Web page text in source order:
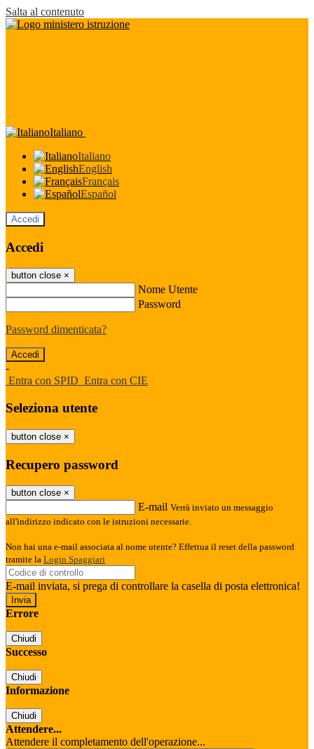
Salta al contenuto
Italiano
Italiano
English
Français
Español
Accedi
Accedi
button close ×
Nome Utente
Password
Password dimenticata?
-
Entra con SPID Entra con CIE
Seleziona utente
button close ×
Recupero password
button close ×
E-mail Verrà inviato un messaggio
all'indirizzo indicato con le istruzioni necessarie.
Non hai una e-mail associata al nome utente? Effettua il reset della password
tramite la Login Spaggiari
E-mail inviata, si prega di controllare la casella di posta elettronica!
Errore
Chiudi
Successo
Chiudi
Informazione
Chiudi
Attendere...
Attendere il completamento dell'operazione...